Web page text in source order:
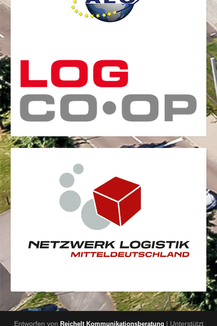
Entworfen von Reichelt Kommunikationsberatung | Unterstützt